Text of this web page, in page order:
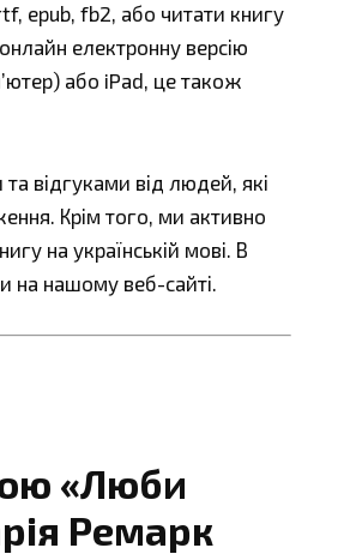
epub, fb2, або читати книгу
електронну версію
або iPad, це також
відгуками від людей, які
Крім того, ми активно
на українській мові. В
на нашому веб-сайті.
«Люби
Ремарк